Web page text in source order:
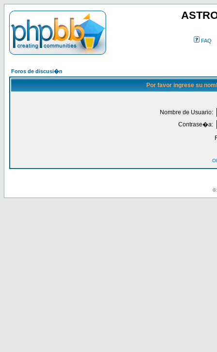
FAQ
Foros de discusi�n
Por favor ingrese su
Nombre de Usuario:
Contrase�a:
©